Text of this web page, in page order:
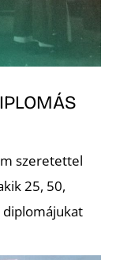
szeretettel
25, 50,
diplomájukat